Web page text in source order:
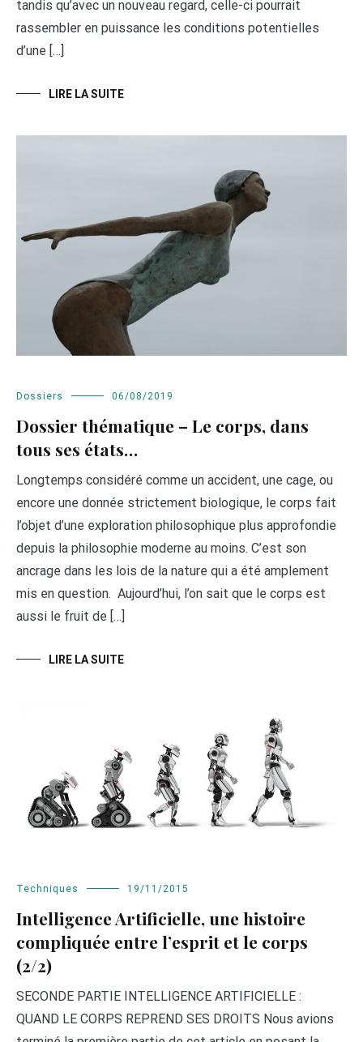
tandis qu’avec un nouveau regard, celle-ci pourrait
rassembler en puissance les conditions potentielles
d’une […]
LIRE LA SUITE
Dossiers 06/08/2019
Dossier thématique – Le corps, dans
tous ses états…
Longtemps considéré comme un accident, une cage, ou
encore une donnée strictement biologique, le corps fait
l’objet d’une exploration philosophique plus approfondie
depuis la philosophie moderne au moins. C’est son
ancrage dans les lois de la nature qui a été amplement
mis en question. Aujourd’hui, l’on sait que le corps est
aussi le fruit de […]
LIRE LA SUITE
Techniques 19/11/2015
Intelligence Artificielle, une histoire
compliquée entre l’esprit et le corps
(2/2)
SECONDE PARTIE INTELLIGENCE ARTIFICIELLE :
QUAND LE CORPS REPREND SES DROITS Nous avions